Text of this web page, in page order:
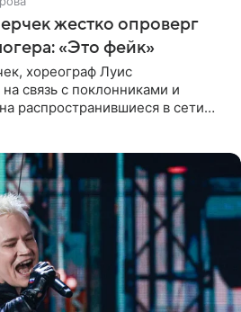
жестко опроверг
«Это фейк»
хореограф Луис
связь с поклонниками и
распространившиеся в сети